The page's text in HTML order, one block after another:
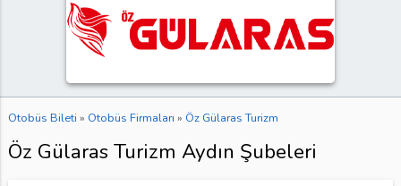
Otobüs Bileti » Otobüs Firmaları » Öz Gülaras Turizm
Öz Gülaras Turizm Aydın Şubeleri